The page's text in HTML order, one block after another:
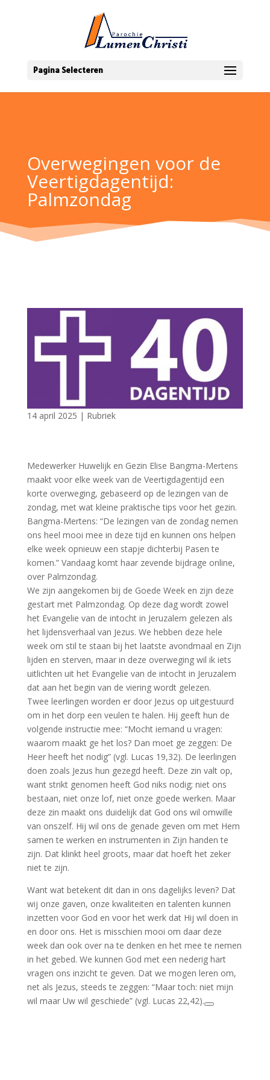
Pagina Selecteren
Overwegingen voor de
Veertigdagentijd:
Palmzondag
14 april 2025 | Rubriek
Medewerker Huwelijk en Gezin Elise Bangma-Mertens
maakt voor elke week van de Veertigdagentijd een
korte overweging, gebaseerd op de lezingen van de
zondag, met wat kleine praktische tips voor het gezin.
Bangma-Mertens: “De lezingen van de zondag nemen
ons heel mooi mee in deze tijd en kunnen ons helpen
elke week opnieuw een stapje dichterbij Pasen te
komen.” Vandaag komt haar zevende bijdrage online,
over Palmzondag.
We zijn aangekomen bij de Goede Week en zijn deze
gestart met Palmzondag. Op deze dag wordt zowel
het Evangelie van de intocht in Jeruzalem gelezen als
het lijdensverhaal van Jezus. We hebben deze hele
week om stil te staan bij het laatste avondmaal en Zijn
lijden en sterven, maar in deze overweging wil ik iets
uitlichten uit het Evangelie van de intocht in Jeruzalem
dat aan het begin van de viering wordt gelezen.
Twee leerlingen worden er door Jezus op uitgestuurd
om in het dorp een veulen te halen. Hij geeft hun de
volgende instructie mee: “Mocht iemand u vragen:
waarom maakt ge het los? Dan moet ge zeggen: De
Heer heeft het nodig” (vgl. Lucas 19,32). De leerlingen
doen zoals Jezus hun gezegd heeft. Deze zin valt op,
want strikt genomen heeft God niks nodig; niet ons
bestaan, niet onze lof, niet onze goede werken. Maar
deze zin maakt ons duidelijk dat God ons wil omwille
van onszelf. Hij wil ons de genade geven om met Hem
samen te werken en instrumenten in Zijn handen te
zijn. Dat klinkt heel groots, maar dat hoeft het zeker
niet te zijn.
Want wat betekent dit dan in ons dagelijks leven? Dat
wij onze gaven, onze kwaliteiten en talenten kunnen
inzetten voor God en voor het werk dat Hij wil doen in
en door ons. Het is misschien mooi om daar deze
week dan ook over na te denken en het mee te nemen
in het gebed. We kunnen God met een nederig hart
vragen ons inzicht te geven. Dat we mogen leren om,
net als Jezus, steeds te zeggen: “Maar toch: niet mijn
wil maar Uw wil geschiede” (vgl. Lucas 22,42).